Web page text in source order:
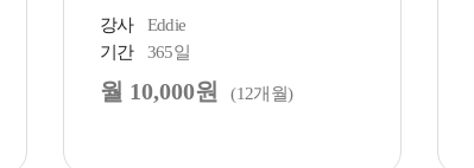
강사
Eddie
기간
365일
월 10,000원 (12개월)